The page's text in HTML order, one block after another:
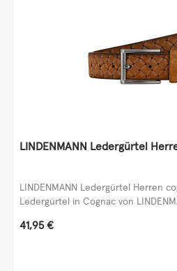
LINDENMANN Ledergürtel
LINDENMANN Ledergürtel Herren
Ledergürtel in Cognac von
Regulärer Preis:
41,95 €